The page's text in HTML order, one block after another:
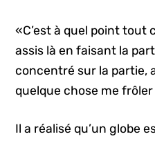
«C’est à quel point tout
assis là en faisant la
concentré sur la partie,
quelque chose me frôler
Il a réalisé qu’un globe